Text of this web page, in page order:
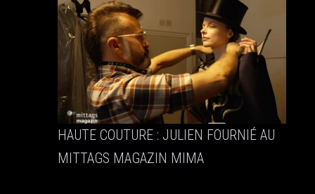
HAUTE COUTURE : JULIEN FOURNIÉ AU
MITTAGS MAGAZIN MIMA